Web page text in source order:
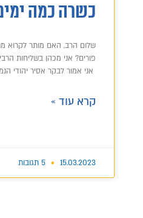
כשרה כמה
שלום הרב, האם מותר לקרוא
פורים? אני מכהן בשליחות
אני אמור לבקר אסיר יהודי
קרא עוד »
15.03.2023